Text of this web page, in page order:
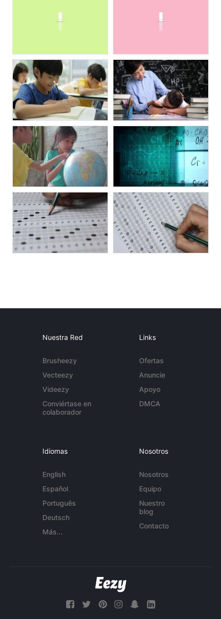
Nuestra Red
Brusheezy
Vecteezy
Videezy
Conviértase en
colaborador
Links
Ofertas
Anuncie
Apoyo
DMCA
Idiomas
English
Español
Português
Deutsch
Más...
Nosotros
Nosotros
Equipo
Nuestro
blog
Contacto